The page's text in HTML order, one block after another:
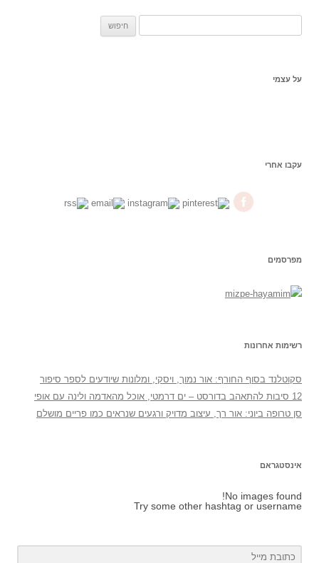
:על עצמי
עקבו אחרי
מפרסמים
רשימות אחרונות
סקוטלנד בסוף החורף: אור נמוך, ויסקי, ומלונות שיודעים לספר סיפור
12 סיבות להתאהב בדורסט – ים דרמטי, אוכל מהאדמה ולינה עם אופי
סן טרופה ביוני: אור רך, עיצוב מדויק ורגעים שנראים כמו פריים מושלם
אינסטגראם
No images found!
Try some other hashtag or username